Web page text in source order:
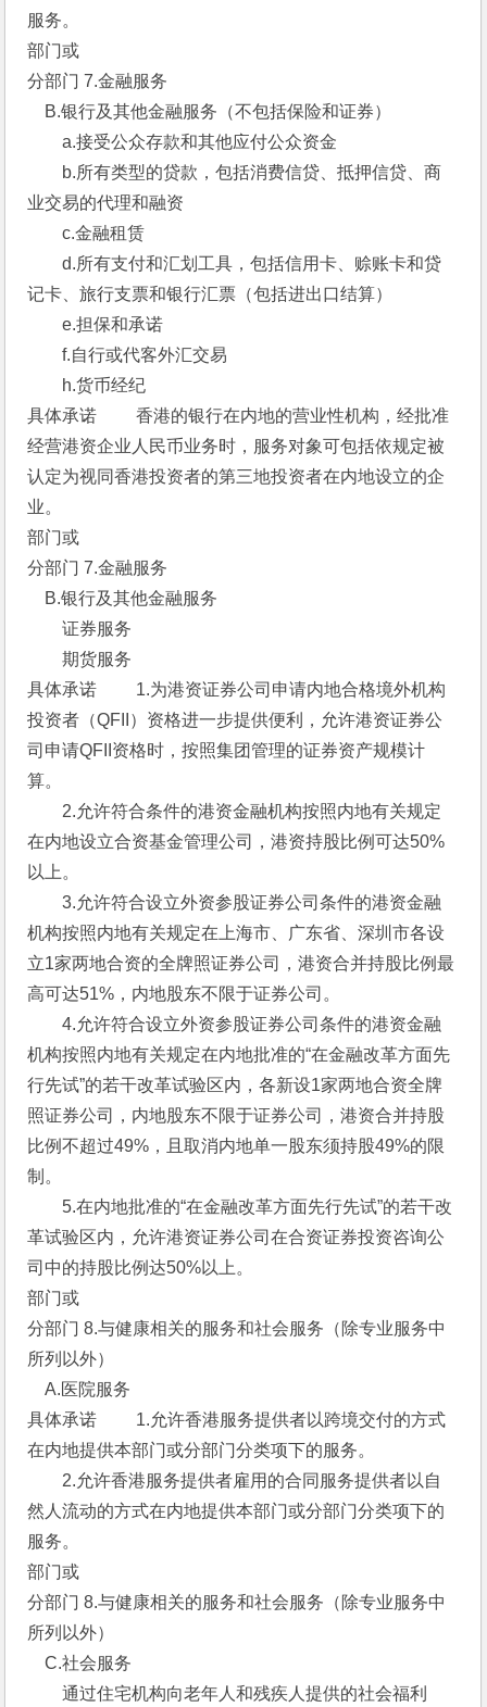
服务。
部门或
分部门 7.金融服务
B.银行及其他金融服务（不包括保险和证券）
a.接受公众存款和其他应付公众资金
b.所有类型的贷款，包括消费信贷、抵押信贷、商
业交易的代理和融资
c.金融租赁
d.所有支付和汇划工具，包括信用卡、赊账卡和贷
记卡、旅行支票和银行汇票（包括进出口结算）
e.担保和承诺
f.自行或代客外汇交易
h.货币经纪
具体承诺 　　香港的银行在内地的营业性机构，经批准
经营港资企业人民币业务时，服务对象可包括依规定被
认定为视同香港投资者的第三地投资者在内地设立的企
业。
部门或
分部门 7.金融服务
B.银行及其他金融服务
证券服务
期货服务
具体承诺 　　1.为港资证券公司申请内地合格境外机构
投资者（QFII）资格进一步提供便利，允许港资证券公
司申请QFII资格时，按照集团管理的证券资产规模计
算。
2.允许符合条件的港资金融机构按照内地有关规定
在内地设立合资基金管理公司，港资持股比例可达50%
以上。
3.允许符合设立外资参股证券公司条件的港资金融
机构按照内地有关规定在上海市、广东省、深圳市各设
立1家两地合资的全牌照证券公司，港资合并持股比例最
高可达51%，内地股东不限于证券公司。
4.允许符合设立外资参股证券公司条件的港资金融
机构按照内地有关规定在内地批准的“在金融改革方面先
行先试”的若干改革试验区内，各新设1家两地合资全牌
照证券公司，内地股东不限于证券公司，港资合并持股
比例不超过49%，且取消内地单一股东须持股49%的限
制。
5.在内地批准的“在金融改革方面先行先试”的若干改
革试验区内，允许港资证券公司在合资证券投资咨询公
司中的持股比例达50%以上。
部门或
分部门 8.与健康相关的服务和社会服务（除专业服务中
所列以外）
A.医院服务
具体承诺 　　1.允许香港服务提供者以跨境交付的方式
在内地提供本部门或分部门分类项下的服务。
2.允许香港服务提供者雇用的合同服务提供者以自
然人流动的方式在内地提供本部门或分部门分类项下的
服务。
部门或
分部门 8.与健康相关的服务和社会服务（除专业服务中
所列以外）
C.社会服务
通过住宅机构向老年人和残疾人提供的社会福利